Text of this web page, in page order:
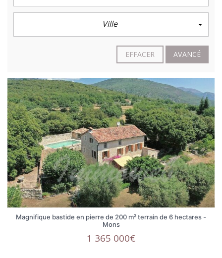
Ville
EFFACER AVANCÉ
Magnifique bastide en pierre de 200 m² terrain de 6 hectares -
Mons
1 365 000€